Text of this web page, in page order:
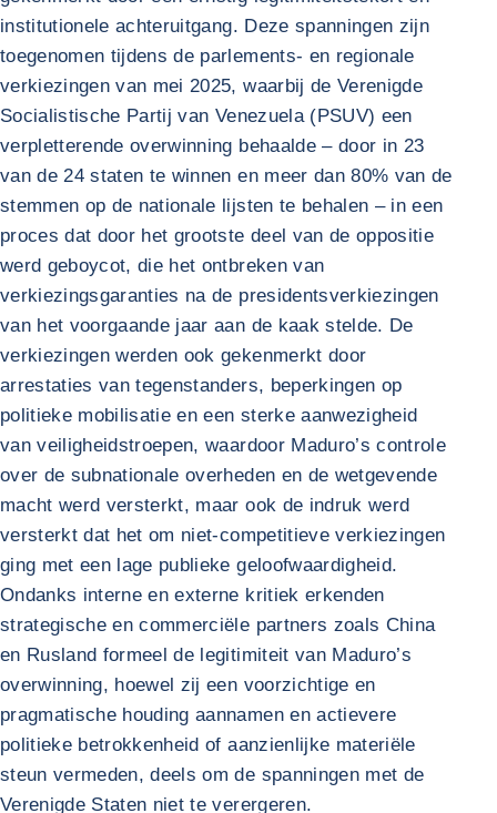
institutionele achteruitgang. Deze spanningen zijn
toegenomen tijdens de parlements- en regionale
verkiezingen van mei 2025, waarbij de Verenigde
Socialistische Partij van Venezuela (PSUV) een
verpletterende overwinning behaalde – door in 23
van de 24 staten te winnen en meer dan 80% van de
stemmen op de nationale lijsten te behalen – in een
proces dat door het grootste deel van de oppositie
werd geboycot, die het ontbreken van
verkiezingsgaranties na de presidentsverkiezingen
van het voorgaande jaar aan de kaak stelde. De
verkiezingen werden ook gekenmerkt door
arrestaties van tegenstanders, beperkingen op
politieke mobilisatie en een sterke aanwezigheid
van veiligheidstroepen, waardoor Maduro’s controle
over de subnationale overheden en de wetgevende
macht werd versterkt, maar ook de indruk werd
versterkt dat het om niet-competitieve verkiezingen
ging met een lage publieke geloofwaardigheid.
Ondanks interne en externe kritiek erkenden
strategische en commerciële partners zoals China
en Rusland formeel de legitimiteit van Maduro’s
overwinning, hoewel zij een voorzichtige en
pragmatische houding aannamen en actievere
politieke betrokkenheid of aanzienlijke materiële
steun vermeden, deels om de spanningen met de
Verenigde Staten niet te verergeren.